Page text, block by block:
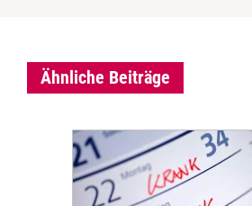
Ähnliche Beiträge